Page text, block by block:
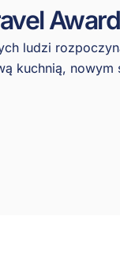
ludzi
kuchnią, nowym